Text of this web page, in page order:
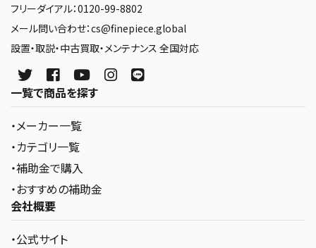
フリーダイアル：0120-99-8802
メール問い合わせ：cs@finepiece.global
設置・取説・中古買取・メンテナンス 全国対応
一覧で商品を探す
・メーカー一覧
・カテゴリ一覧
・補助金で購入
・おすすめの補助金
会社概要
・公式サイト